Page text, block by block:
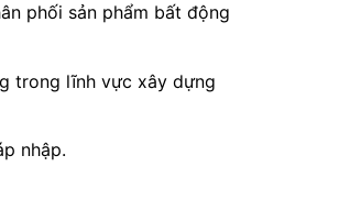
phối sản phẩm bất động
trong lĩnh vực xây dựng
nhập.